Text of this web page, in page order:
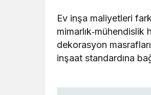
Ev inşa maliyetleri
dekorasyon
inşaat standardına